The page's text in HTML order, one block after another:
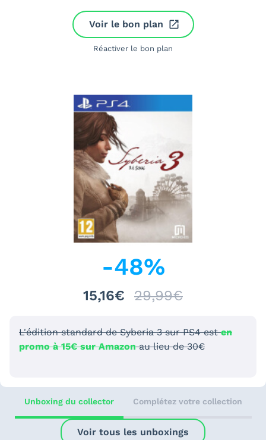
Voir le bon plan
Réactiver le bon plan
-48%
15,16€ 29,99€
L'édition standard de Syberia 3 sur PS4 esten
promo à 15€ sur Amazonau lieu de 30€
Unboxing du collector Complétez votre collection
Voir tous les unboxings